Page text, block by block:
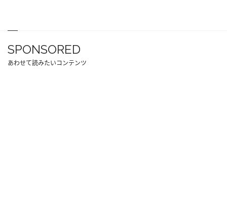
SPONSORED
あわせて読みたいコンテンツ